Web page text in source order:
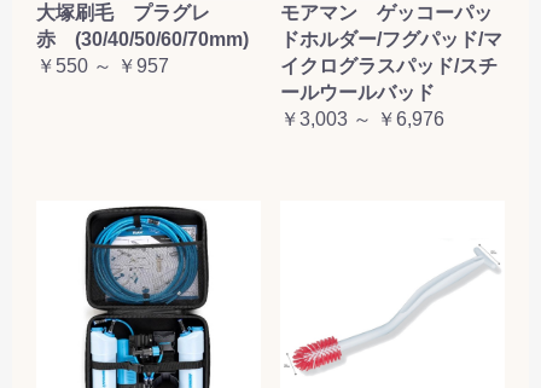
大塚刷毛 プラグレ
赤 (30/40/50/60/70mm)
￥550 ～ ￥957
モアマン ゲッコーパッ
ドホルダー/フグパッド/マ
イクログラスパッド/スチ
ールウールバッド
￥3,003 ～ ￥6,976